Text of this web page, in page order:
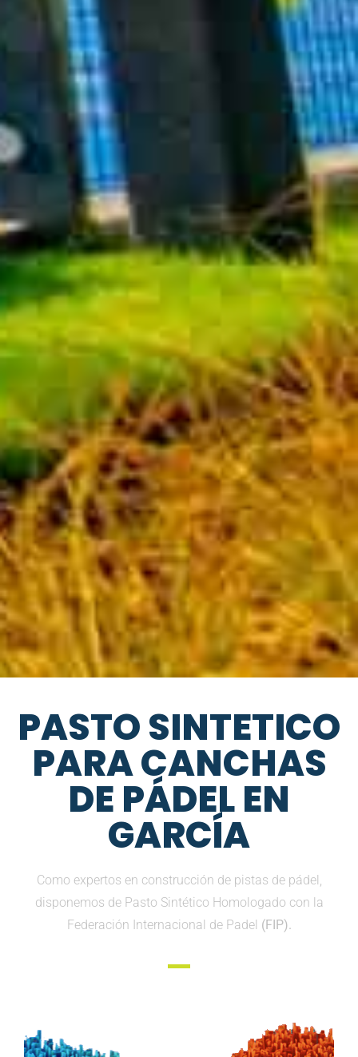
PASTO SINTETICO
PARA CANCHAS
DE PÁDEL EN
GARCÍA
Como expertos en construcción de pistas de pádel,
disponemos de Pasto Sintético Homologado con la
Federación Internacional de Padel (FIP).